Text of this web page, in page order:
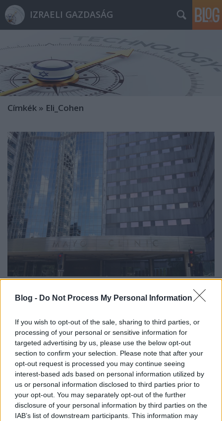
Blog - Do Not Process My Personal Information
If you wish to opt-out of the sale, sharing to third parties, or
processing of your personal or sensitive information for
targeted advertising by us, please use the below opt-out
section to confirm your selection. Please note that after your
opt-out request is processed you may continue seeing
interest-based ads based on personal information utilized by
us or personal information disclosed to third parties prior to
your opt-out. You may separately opt-out of the further
disclosure of your personal information by third parties on the
IAB’s list of downstream participants. This information may
IZRAELI GAZDASÁG
Címkék » Eli_Cohen
Izraeli orvostudományi innovációk az
amerikai Mayo Clinic-el
Az Izraeli Innovációs Hatóság és az amerikai Mayo
Clinic szándéknyilatkozatot (MoU) írt alá a Tel-
Avivban megrendezett MIXiii Biomed Conference
and Exhibition eseményen arról, hogy az
orvostudományi innováció területén
együttműködnek majd. Az orvostudományi
technológiák lesznek a középpontban,…